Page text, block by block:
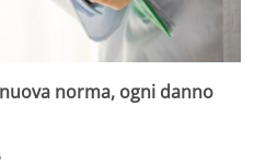
norma, ogni danno